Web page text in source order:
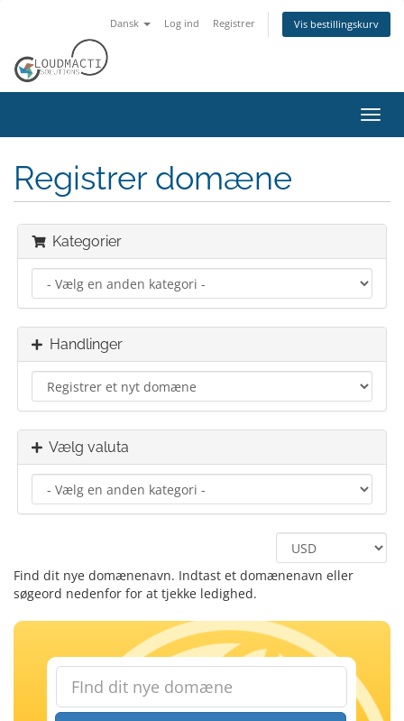
Dansk Log ind Registrer Vis bestillingskurv
Skift
Registrer domæne
Kategorier
Handlinger
Vælg valuta
Find dit nye domænenavn. Indtast et domænenavn eller
søgeord nedenfor for at tjekke ledighed.